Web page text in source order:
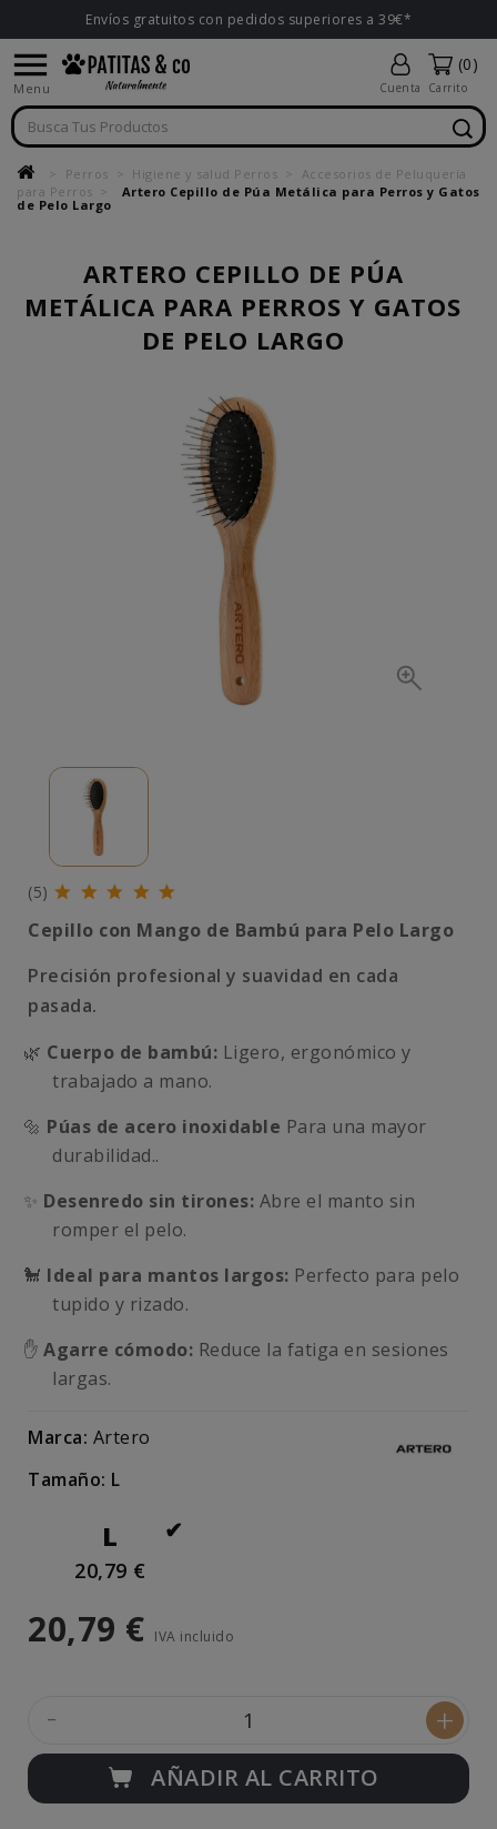
Envíos gratuitos con pedidos superiores a 39€*

Menu Cuenta
(0)
Carrito
Perros Higiene y salud Perros
Accesorios de Peluquería
para Perros
Artero Cepillo de Púa Metálica para Perros y Gatos
de Pelo Largo
ARTERO CEPILLO DE PÚA
METÁLICA PARA PERROS Y GATOS
DE PELO LARGO
(5)
Cepillo con Mango de Bambú para Pelo Largo
Precisión profesional y suavidad en cada
pasada.
🌿 Cuerpo de bambú: Ligero, ergonómico y
trabajado a mano.
🔩 Púas de acero inoxidable Para una mayor
durabilidad..
✨ Desenredo sin tirones: Abre el manto sin
romper el pelo.
🐩 Ideal para mantos largos: Perfecto para pelo
tupido y rizado.
✋ Agarre cómodo: Reduce la fatiga en sesiones
largas.
Marca: Artero
Tamaño: L
L
20,79 €
20,79 € IVA incluido
- +
AÑADIR AL CARRITO